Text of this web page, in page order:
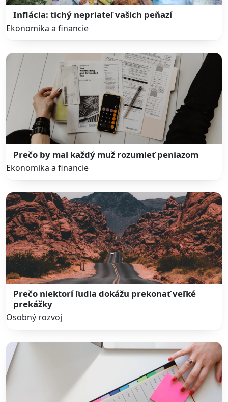
Inflácia: tichý nepriateľ vašich peňazí
Ekonomika a financie
Prečo by mal každý muž rozumieť peniazom
Ekonomika a financie
Prečo niektorí ľudia dokážu prekonať veľké
prekážky
Osobný rozvoj